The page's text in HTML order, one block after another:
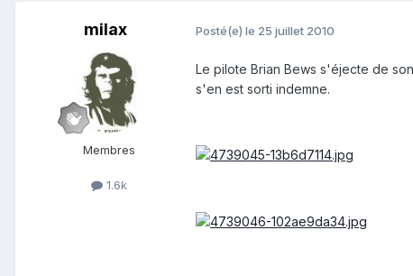
milax
Membres
1.6k
Posté(e) le 25 juillet 2010
Le pilote Brian Bews s'éjecte de
s'en est sorti indemne.